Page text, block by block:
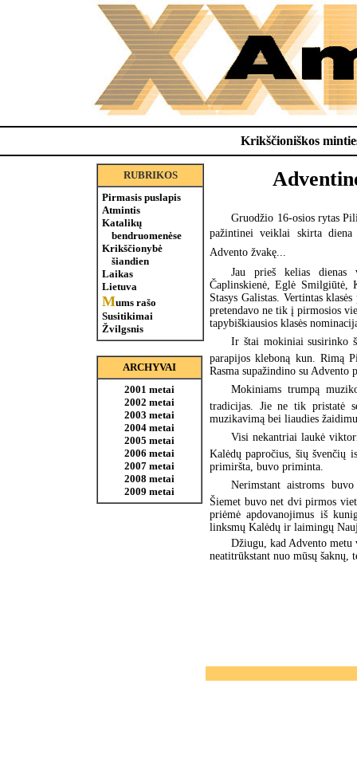
Krikščioniškos
RUBRIKOS
Pirmasis puslapis
Atmintis
Katalikų
bendruomenėse
Krikščionybė
šiandien
Laikas
Lietuva
Mums rašo
Susitikimai
Žvilgsnis
ARCHYVAI
2001 metai
2002 metai
2003 metai
2004 metai
2005 metai
2006 metai
2007 metai
2008 metai
2009 metai
Gruodžio 16-osios rytas
pažintinei veiklai skirta diena
Advento žvakę...
Jau prieš kelias dienas
Čaplinskienė, Eglė Smilgiūtė,
Stasys Galistas. Vertintas
pretendavo ne tik į pirmosios
tapybiškiausios klasės
Ir štai mokiniai susirinko
parapijos kleboną kun. Rimą
Rasma supažindino su
Mokiniams trumpą
tradicijas. Jie ne tik pristatė
muzikavimą bei liaudies
Visi nekantriai laukė
Kalėdų papročius, šių švenčių
primiršta, buvo priminta.
Nerimstant aistroms
Šiemet buvo net dvi pirmos
priėmė apdovanojimus iš
linksmų Kalėdų ir laimingų
Džiugu, kad Advento metu
neatitrūkstant nuo mūsų šaknų,